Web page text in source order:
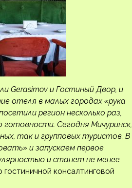
Gerasimov и Гостиный Двор, и
отеля в малых городах «рука
регион несколько раз,
Сегодня Мичуринск,
так и групповых туристов. В
и запускаем первое
и станет не менее
консалтинговой